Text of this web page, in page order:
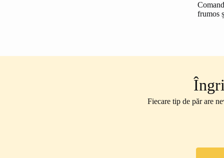
frumos
Fiecare tip de păr are